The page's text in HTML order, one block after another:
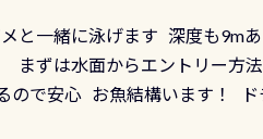
、なかなか海では見られない
オオサンショウウオ」が見
ものでは体長1mを超える世界
が出来ます特別天然記念物と
、Mermaid、EFR、
ブ・スペシャルティ、
降に発行されるカードは通
人それぞれ。でも、「いつ始
と一緒に泳げます 深度も9m
ずは水面からエントリー方
ので安心 お魚結構います！